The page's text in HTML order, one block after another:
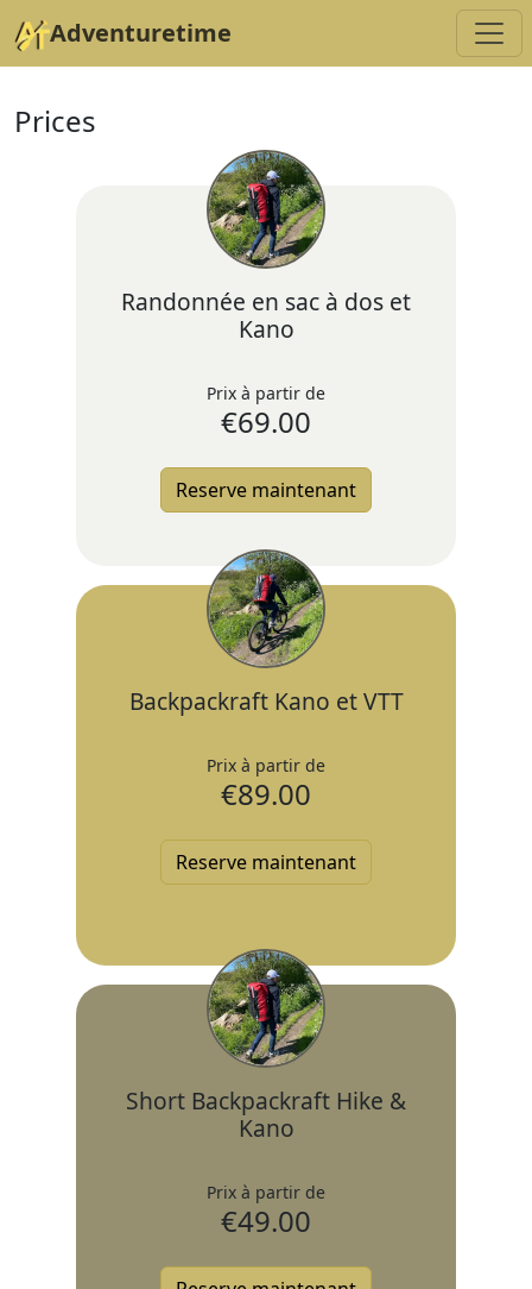
Adventuretime
Prices
Randonnée en sac à dos et
Kano
Prix à partir de
€69.00
Reserve maintenant
Backpackraft Kano et VTT
Prix à partir de
€89.00
Reserve maintenant
Short Backpackraft Hike &
Kano
Prix à partir de
€49.00